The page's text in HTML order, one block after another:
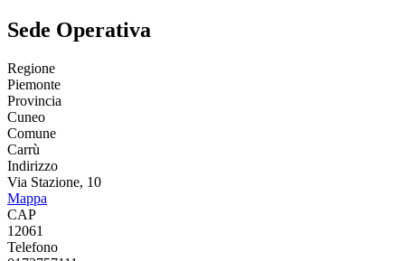
Sede Operativa
Regione
Piemonte
Provincia
Cuneo
Comune
Carrù
Indirizzo
Via Stazione, 10
Mappa
CAP
12061
Telefono